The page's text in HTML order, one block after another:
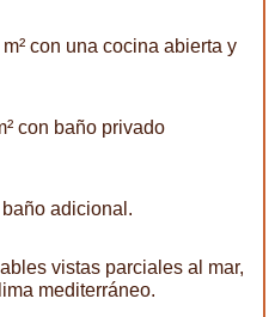
con una cocina abierta y
con baño privado
adicional.
vistas parciales al mar,
mediterráneo.